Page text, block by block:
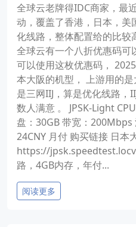
全球云老牌得IDC商家，最
动，覆盖了香港，日本，
化线路，整体配置给的比较
全球云有一个八折优惠码
可以使用这枚优惠码，
本大阪的机型， 上游用的
是三网IIJ，算是优化线路，
数人满意 。 JPSK-Light
盘：30GB 带宽：200Mbps
24CNY 月付 购买链接 日本
https://
路，4GB内存，年付...
阅读更多